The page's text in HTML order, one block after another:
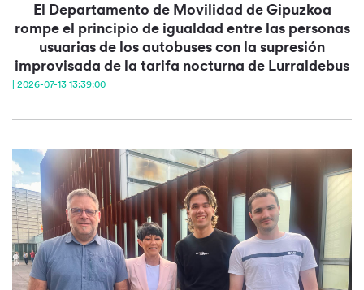
El Departamento de Movilidad de Gipuzkoa
rompe el principio de igualdad entre las personas
usuarias de los autobuses con la supresión
improvisada de la tarifa nocturna de Lurraldebus
| 2026-07-13 13:39:00